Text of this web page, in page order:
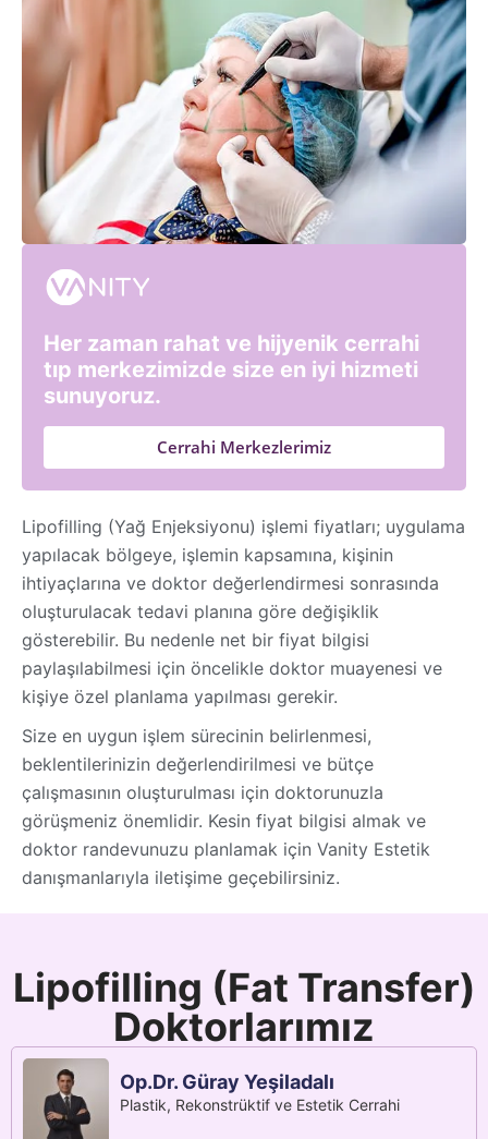
Lipofilling (Yağ Enjeksiyonu) işlemi fiyatları; uygulama
yapılacak bölgeye, işlemin kapsamına, kişinin
ihtiyaçlarına ve doktor değerlendirmesi sonrasında
oluşturulacak tedavi planına göre değişiklik
gösterebilir. Bu nedenle net bir fiyat bilgisi
paylaşılabilmesi için öncelikle doktor muayenesi ve
kişiye özel planlama yapılması gerekir.
Size en uygun işlem sürecinin belirlenmesi,
beklentilerinizin değerlendirilmesi ve bütçe
çalışmasının oluşturulması için doktorunuzla
görüşmeniz önemlidir. Kesin fiyat bilgisi almak ve
doktor randevunuzu planlamak için Vanity Estetik
danışmanlarıyla iletişime geçebilirsiniz.
Her zaman rahat ve hijyenik cerrahi
tıp merkezimizde size en iyi hizmeti
sunuyoruz.
Cerrahi Merkezlerimiz
Lipofilling (Fat Transfer)
Doktorlarımız
Op.Dr. Güray Yeşiladalı
Plastik, Rekonstrüktif ve Estetik Cerrahi